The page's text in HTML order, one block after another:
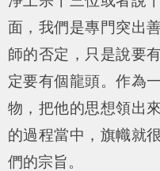
面，我們是專門突出
師的否定，只是說要
定要有個龍頭。作為
物，把他的思想領出
的過程當中，旗幟就
們的宗旨。